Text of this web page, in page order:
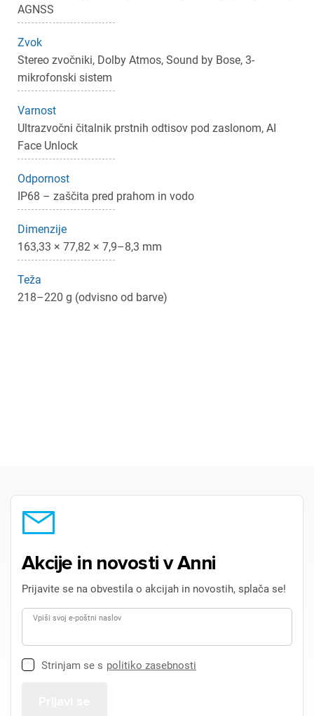
AGNSS
Zvok
Stereo zvočniki, Dolby Atmos, Sound by Bose, 3-
mikrofonski sistem
Varnost
Ultrazvočni čitalnik prstnih odtisov pod zaslonom, AI
Face Unlock
Odpornost
IP68 – zaščita pred prahom in vodo
Dimenzije
163,33 × 77,82 × 7,9–8,3 mm
Teža
218–220 g (odvisno od barve)
Akcije in novosti v Anni
Prijavite se na obvestila o akcijah in novostih, splača se!
Vpiši svoj e-poštni naslov
Strinjam se s politiko zasebnosti